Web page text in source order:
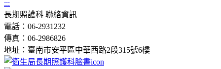
:::
長期照護科 聯絡資訊
電話：06-2931232
傳真：06-2986826
地址：臺南市安平區中華西路2段315號6樓